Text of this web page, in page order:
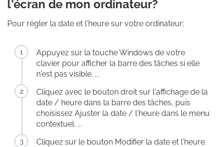
l'écran de mon ordinateur?
Pour régler la date et l'heure sur votre ordinateur:
Appuyez sur la touche Windows de votre
clavier pour afficher la barre des tâches si elle
n'est pas visible. ...
Cliquez avec le bouton droit sur l'affichage de la
date / heure dans la barre des tâches, puis
choisissez Ajuster la date / l'heure dans le menu
contextuel. ...
Cliquez sur le bouton Modifier la date et l'heure.